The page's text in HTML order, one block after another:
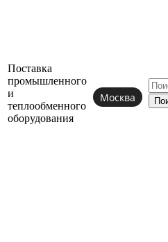
Поставка
промышленного
и
теплообменного
оборудования
Москва